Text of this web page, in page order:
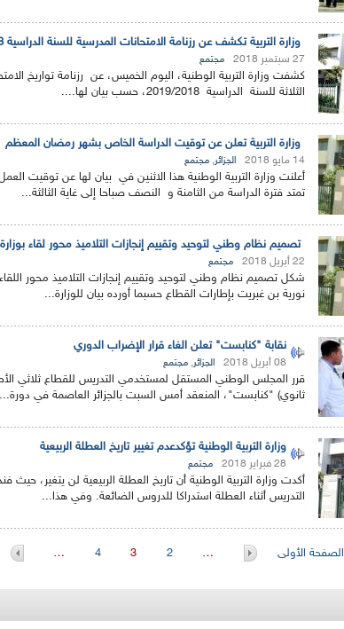
وزارة التربية تكشف عن رزنامة الامتحانات المدرسية للسنة الدراسية 2019/2018
27 سبتمبر 2018 مجتمع
كشفت وزارة التربية الوطنية، اليوم الخميس، عن رزنامة تواريخ
الثلاثة للسنة الدراسية 2019/2018، حسب بيان لها....
وزارة التربية تعلن عن توقيت الدراسة الخاص بشهر رمضان المعظم
14 مايو 2018 الجزائر, مجتمع
أعلنت وزارة التربية الوطنية هذا الاثنين في بيان لها عن توقيت
تمتد فترة الدراسة من الثامنة و النصف صباحا إلى غاية الثالثة...
تصميم نظام وطني لتوحيد وتقييم إنجازات التلاميذ محور لقاء بوزارة
22 أبريل 2018 مجتمع
شكل تصميم نظام وطني لتوحيد وتقييم إنجازات التلاميذ محور اللقاء
نورية بن غبريت بإطارات القطاع حسبما أورده بيان للوزارة...
نقابة "كنابست" تعلن الغاء قرار الإضراب الدوري
08 أبريل 2018 الجزائر, مجتمع
قرر المجلس الوطني المستقل لمستخدمي التدريس للقطاع ثلاثي
ثانوي) "كنابست"، المنعقد أمس السبت بالجزائر العاصمة في دورة...
وزارة التربية الوطنية تؤكدعدم تغيير تاريخ العطلة الربيعية
28 فبراير 2018 مجتمع
أكدت وزارة التربية الوطنية أن تاريخ العطلة الربيعية لن يتغير،
التدريس أثناء العطلة استدراكا للدروس الضائعة. وفي هذا...
الصفحة الأولى …
2
3
4
…